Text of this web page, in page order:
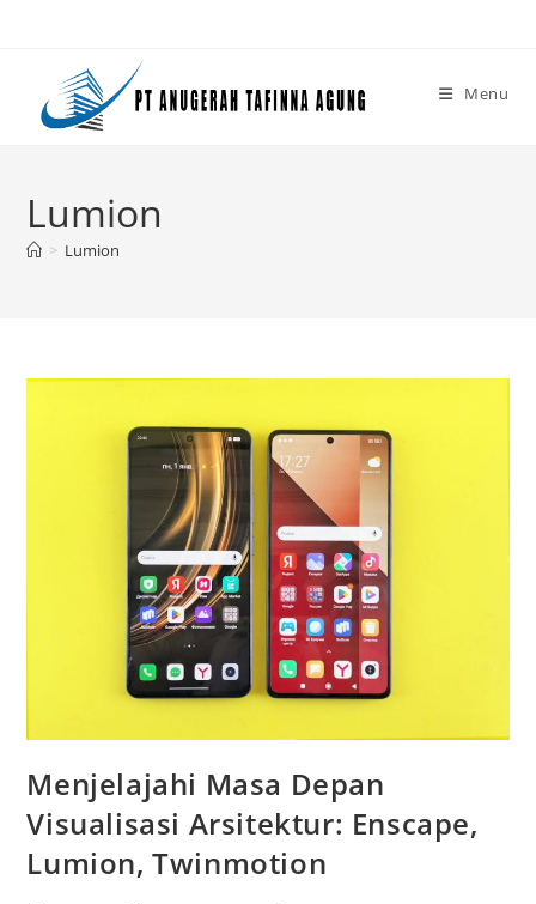
Menu
Lumion
> Lumion
Menjelajahi Masa Depan
Visualisasi Arsitektur: Enscape,
Lumion, Twinmotion